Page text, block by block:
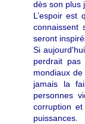
dès son plus
L’espoir est
connaissent
seront
Si
perdrait
mondiaux
jamais la
personnes
corruption
puissances.